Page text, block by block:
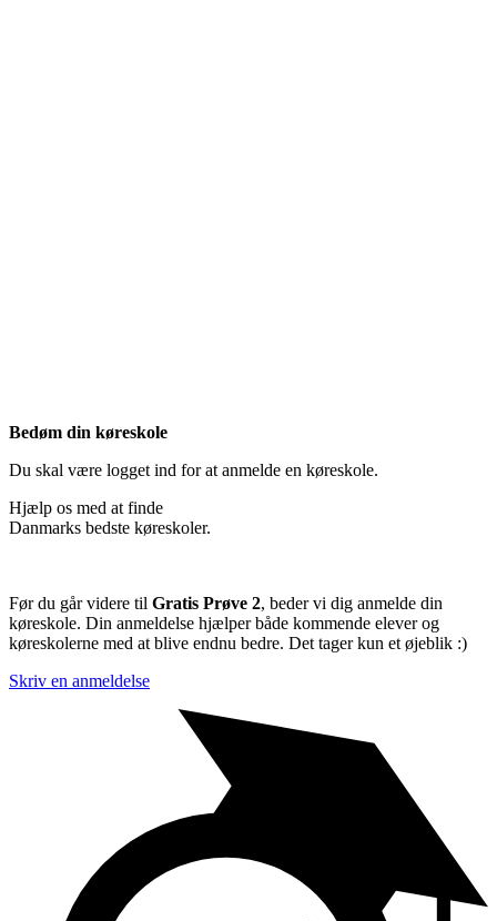
Bedøm din køreskole
Du skal være logget ind for at anmelde en køreskole.
Hjælp os med at finde
Danmarks bedste køreskoler.
Før du går videre til Gratis Prøve 2, beder vi dig anmelde din
køreskole. Din anmeldelse hjælper både kommende elever og
køreskolerne med at blive endnu bedre. Det tager kun et øjeblik :)
Skriv en anmeldelse